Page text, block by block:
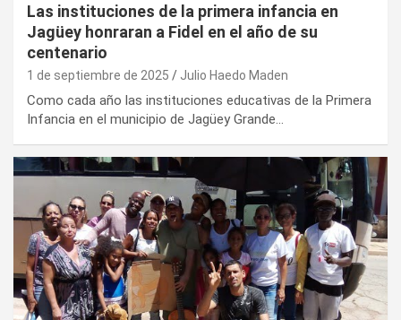
Las instituciones de la primera infancia en
Jagüey honraran a Fidel en el año de su
centenario
1 de septiembre de 2025 Julio Haedo Maden
Como cada año las instituciones educativas de la Primera
Infancia en el municipio de Jagüey Grande…